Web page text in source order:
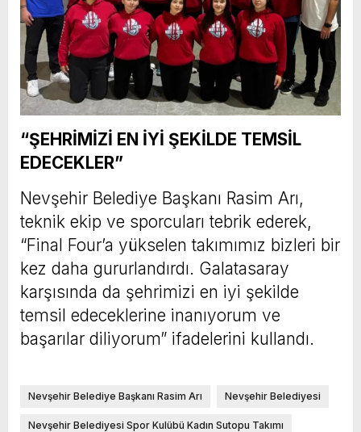
“ŞEHRİMİZİ EN İYİ ŞEKİLDE TEMSİL
EDECEKLER”
Nevşehir Belediye Başkanı Rasim Arı,
teknik ekip ve sporcuları tebrik ederek,
“Final Four’a yükselen takımımız bizleri bir
kez daha gururlandırdı. Galatasaray
karşısında da şehrimizi en iyi şekilde
temsil edeceklerine inanıyorum ve
başarılar diliyorum” ifadelerini kullandı.
Nevşehir Belediye Başkanı Rasim Arı Nevşehir Belediyesi
Nevşehir Belediyesi Spor Kulübü Kadın Sutopu Takımı